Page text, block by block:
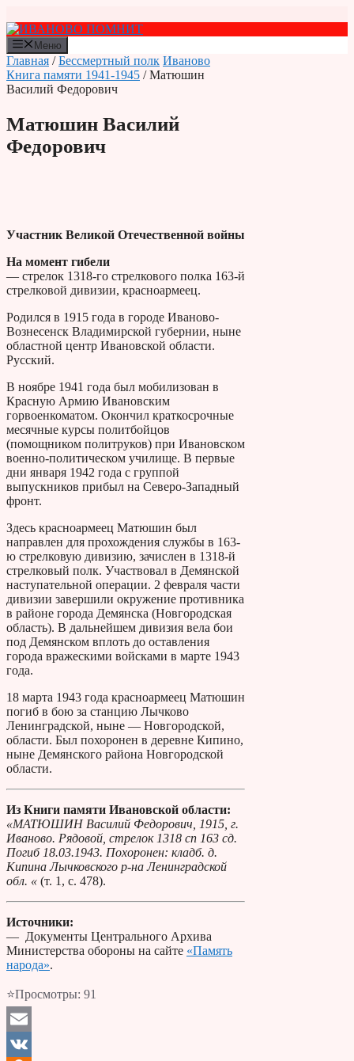
к
содержимому
Меню
Главная /Бессмертный полк Иваново
Книга памяти 1941-1945 / Матюшин
Василий Федорович
Матюшин Василий
Федорович
Участник Великой Отечественной войны
На момент гибели
— стрелок 1318-го стрелкового полка 163-й
стрелковой дивизии, красноармеец.
Родился в 1915 года в городе Иваново-
Вознесенск Владимирской губернии, ныне
областной центр Ивановской области.
Русский.
В ноябре 1941 года был мобилизован в
Красную Армию Ивановским
горвоенкоматом. Окончил краткосрочные
месячные курсы политбойцов
(помощником политруков) при Ивановском
военно-политическом училище. В первые
дни января 1942 года с группой
выпускников прибыл на Северо-Западный
фронт.
Здесь красноармеец Матюшин был
направлен для прохождения службы в 163-
ю стрелковую дивизию, зачислен в 1318-й
стрелковый полк. Участвовал в Демянской
наступательной операции. 2 февраля части
дивизии завершили окружение противника
в районе города Демянска (Новгородская
область). В дальнейшем дивизия вела бои
под Демянском вплоть до оставления
города вражескими войсками в марте 1943
года.
18 марта 1943 года красноармеец Матюшин
погиб в бою за станцию Лычково
Ленинградской, ныне — Новгородской,
области. Был похоронен в деревне Кипино,
ныне Демянского района Новгородской
области.
Из Книги памяти Ивановской области:
«МАТЮШИН Василий Федорович, 1915, г.
Иваново. Рядовой, стрелок 1318 сп 163 сд.
Погиб 18.03.1943. Похоронен: кладб. д.
Кипина Лычковского р-на Ленинградской
обл. « (т. 1, с. 478).
Источники:
— Документы Центрального Архива
Министерства обороны на сайте «Память
народа».
⭐Просмотры: 91
Email